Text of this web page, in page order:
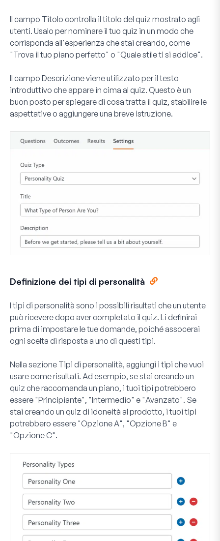
Il campo Titolo controlla il titolo del quiz mostrato agli
utenti. Usalo per nominare il tuo quiz in un modo che
corrisponda all'esperienza che stai creando, come
"Trova il tuo piano perfetto" o "Quale stile ti si addice".
Il campo Descrizioneviene utilizzato per il testo
introduttivo che appare in cima al quiz. Questo è un
buon posto per spiegare di cosa tratta il quiz, stabilire le
aspettative o aggiungere una breve istruzione.
Definizione dei tipi di personalità
I tipi di personalità sono i possibili risultati che un utente
può ricevere dopo aver completato il quiz. Li definirai
prima di impostare le tue domande, poiché assocerai
ogni scelta di risposta a uno di questi tipi.
Nella sezione Tipi di personalità, aggiungi i tipi che vuoi
usare come risultati. Ad esempio, se stai creando un
quiz che raccomanda un piano, i tuoi tipi potrebbero
essere "Principiante", "Intermedio" e "Avanzato". Se
stai creando un quiz di idoneità al prodotto, i tuoi tipi
potrebbero essere "Opzione A", "Opzione B" e
"Opzione C".